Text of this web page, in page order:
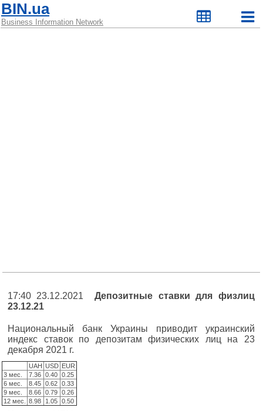
BIN.ua
Business Information Network
17:40 23.12.2021Депозитные ставки для физлиц
23.12.21
Национальный банк Украины приводит украинский
индекс ставок по депозитам физических лиц на 23
декабря 2021 г.
UAH USD EUR
3 мес.
7.36 0.40 0.25
6 мес.
8.45 0.62 0.33
9 мес.
8.66 0.79 0.26
12 мес.
8.98 1.05 0.50